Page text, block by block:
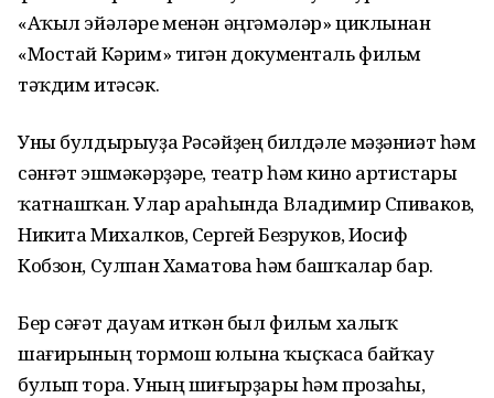
«Аҡыл эйәләре менән әңгәмәләр» циклынан
«Мостай Кәрим» тигән документаль фильм
тәҡдим итәсәк.
Уны булдырыуҙа Рәсәйҙең билдәле мәҙәниәт һәм
сәнғәт эшмәкәрҙәре, театр һәм кино артистары
ҡатнашҡан. Улар араһында Владимир Спиваков,
Никита Михалков, Сергей Безруков, Иосиф
Кобзон, Сулпан Хаматова һәм башҡалар бар.
Бер сәғәт дауам иткән был фильм халыҡ
шағирының тормош юлына ҡыҫҡаса байҡау
булып тора. Уның шиғырҙары һәм прозаһы,